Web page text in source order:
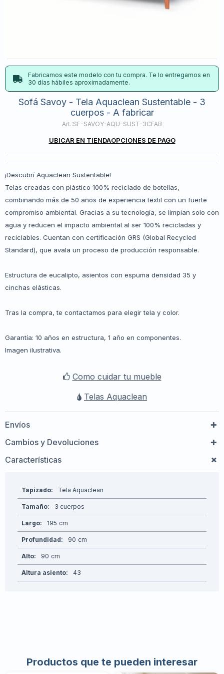
Fabricamos este modelo con tu compra. Te lo entregamos en
30 días hábiles aproximadamente.
Sofá Savoy - Tela Aquaclean Sustentable - 3
cuerpos - A fabricar
SF-SAVOY-AQU-SUST-3CFAB
UBICAR EN TIENDAOPCIONES DE PAGO
¡Descubrí Aquaclean Sustentable!
Telas creadas con plástico 100% reciclado de botellas,
combinando más de 50 años de experiencia textil con un fuerte
compromiso ambiental. Gracias a su tecnología, se limpian solo con
agua y reducen el impacto ambiental al ser 100% recicladas y
reciclables. Cuentan con certificación GRS (Global Recycled
Standard), que avala un proceso de producción responsable.
Estructura de eucalipto, asientos con espuma densidad 35 y
cinchas elásticas.
Tras la compra, te contactamos para elegir tela y color.
Garantía: 10 años en estructura, 1 año en componentes.
Imagen ilustrativa.
Como cuidar tu mueble
Telas Aquaclean
Envíos
Cambios y Devoluciones
Características
Tapizado Tela Aquaclean
Tamaño 3 cuerpos
Largo 195
Profundidad 90
Alto 90
Altura asiento 43
Productos que te pueden interesar